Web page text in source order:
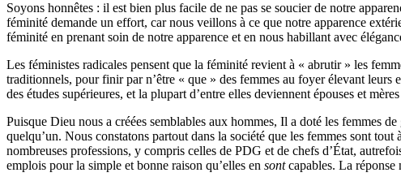
Soyons honnêtes : il est bien plus facile de ne pas se soucier de notre
féminité demande un effort, car nous veillons à ce que notre apparence
féminité en prenant soin de notre apparence et en nous habillant avec
Les féministes radicales pensent que la féminité revient à « abrutir » les
traditionnels, pour finir par n’être « que » des femmes au foyer élevant
des études supérieures, et la plupart d’entre elles deviennent épouses et
Puisque Dieu nous a créées semblables aux hommes, Il a doté les femmes
quelqu’un. Nous constatons partout dans la société que les femmes sont
nombreuses professions, y compris celles de PDG et de chefs d’État,
emplois pour la simple et bonne raison qu’elles en sontcapables. La réponse